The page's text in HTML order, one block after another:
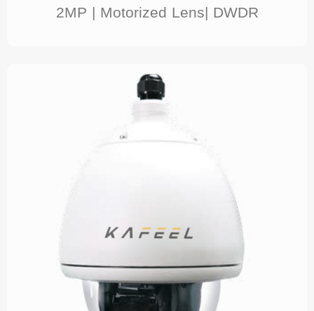
2MP | Motorized Lens| DWDR